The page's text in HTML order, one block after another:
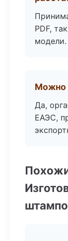
PDF,
модели.
Можно
Да,
ЕАЭС,